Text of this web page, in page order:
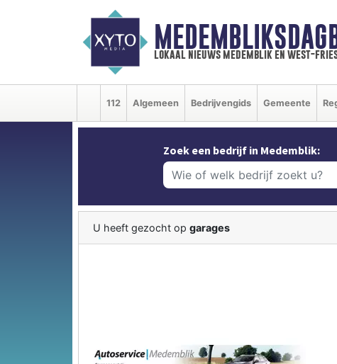
lokaal nieuws medemblik en west-
112 Algemeen Bedrijvengids Gemeente
Zoek een bedrijf in Medemblik:
U heeft gezocht op garages